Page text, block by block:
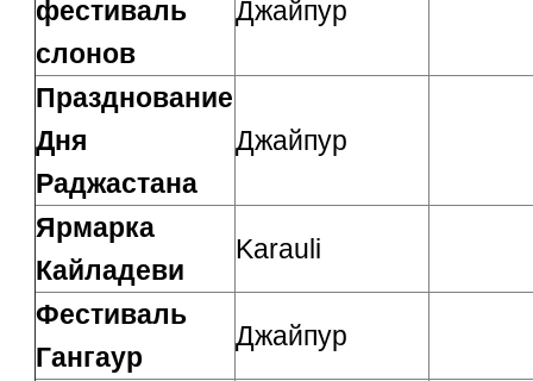
фестиваль
слонов
Джайпур
Празднование
Дня
Раджастана
Джайпур
Ярмарка
Кайладеви
Karauli
Фестиваль
Гангаур
Джайпур